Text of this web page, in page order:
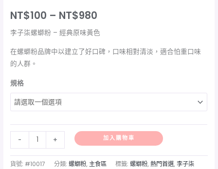
NT$100 – NT$980
李子柒螺螄粉 – 經典原味黃色
在螺螄粉品牌中以建立了好口碑，口味相對清淡，適合怕重口味
的人群。
規格
- + 加入購物車
貨號: #10017 分類:螺螄粉, 主食區 標籤:螺螄粉,熱門首選,李子柒